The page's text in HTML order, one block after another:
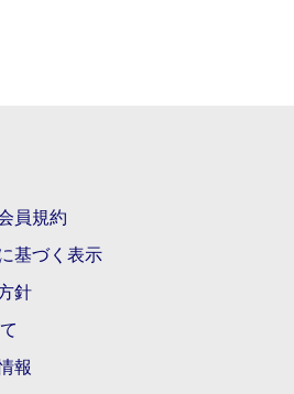
員規約
基づく表示
針
報